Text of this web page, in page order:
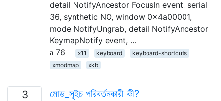
detail NotifyAncestor FocusIn event, serial
36, synthetic NO, window 0x4a00001,
mode NotifyUngrab, detail NotifyAncestor
KeymapNotify event, …
76
x11 keyboard
keyboard-shortcuts
xmodmap
xkb
3 মোড_সুইচ পরিবর্তনকারী কী?